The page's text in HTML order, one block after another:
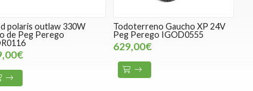
polaris outlaw 330W
de Peg Perego
Todoterreno Gaucho XP 24V
Peg Perego IGOD0555
629,00€